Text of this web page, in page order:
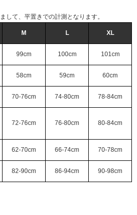
して、平置きでの計測となります。
M L XL
99cm 100cm 101cm
58cm 59cm 60cm
70-76cm 74-80cm 78-84cm
72-76cm 76-80cm 80-84cm
62-70cm 66-74cm 70-78cm
82-90cm 86-94cm 90-98cm